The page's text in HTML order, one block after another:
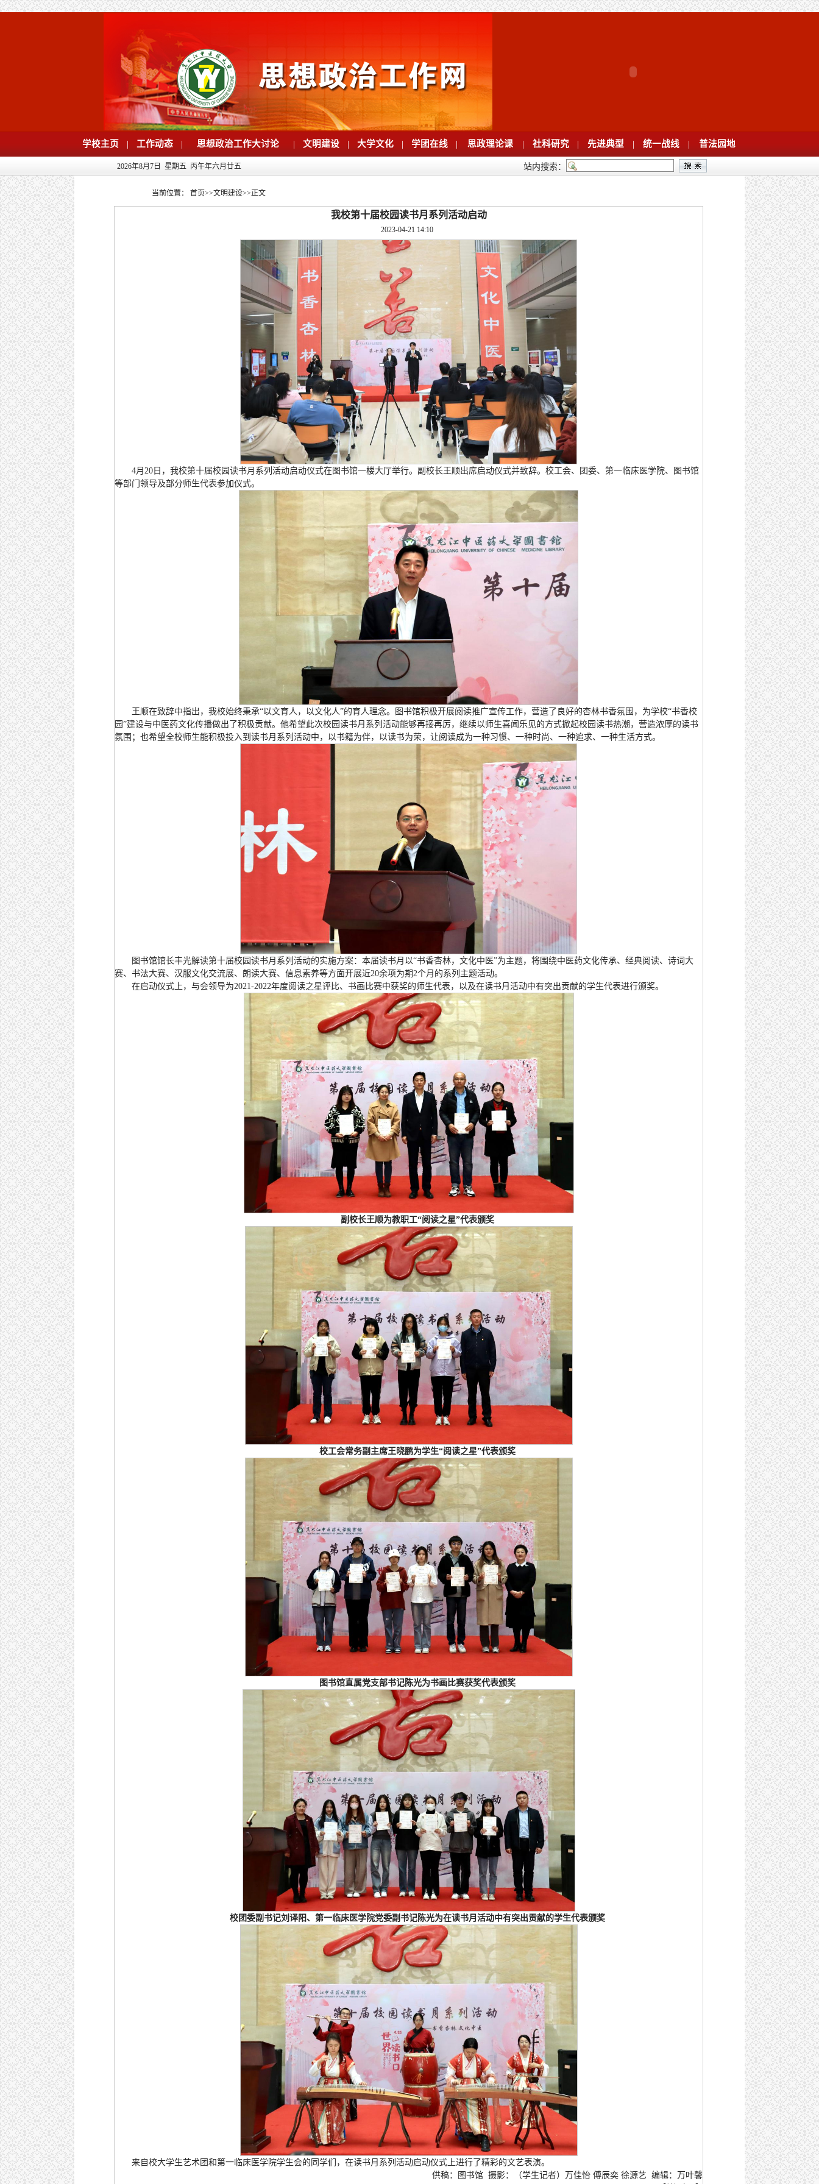
学校主页 | 工作动态 | 思想政治工作大讨论 | 文明建设 | 大学文化 | 学团在线 | 思政理论课 | 社科研究 | 先进典型 | 统一战线 | 普法园地
2026年8月7日 星期五 丙午年六月廿五 站内搜索：
当前位置： 首页>>文明建设>>正文
我校第十届校园读书月系列活动启动
2023-04-21 14:10
4月20日，我校第十届校园读书月系列活动启动仪式在图书馆一楼大厅举行。副校长王顺出席启动仪式并致辞。校工会、团委、第一临床医学院、图书馆
等部门领导及部分师生代表参加仪式。
王顺在致辞中指出，我校始终秉承“以文育人，以文化人”的育人理念。图书馆积极开展阅读推广宣传工作，营造了良好的杏林书香氛围，为学校“书香校
园”建设与中医药文化传播做出了积极贡献。他希望此次校园读书月系列活动能够再接再厉，继续以师生喜闻乐见的方式掀起校园读书热潮，营造浓厚的读书
氛围；也希望全校师生能积极投入到读书月系列活动中，以书籍为伴，以读书为荣，让阅读成为一种习惯、一种时尚、一种追求、一种生活方式。
图书馆馆长丰光解读第十届校园读书月系列活动的实施方案：本届读书月以“书香杏林，文化中医”为主题，将围绕中医药文化传承、经典阅读、诗词大
赛、书法大赛、汉服文化交流展、朗读大赛、信息素养等方面开展近20余项为期2个月的系列主题活动。
在启动仪式上，与会领导为2021-2022年度阅读之星评比、书画比赛中获奖的师生代表，以及在读书月活动中有突出贡献的学生代表进行颁奖。
副校长王顺为教职工“阅读之星”代表颁奖
校工会常务副主席王晓鹏为学生“阅读之星”代表颁奖
图书馆直属党支部书记陈光为书画比赛获奖代表颁奖
校团委副书记刘译阳、第一临床医学院党委副书记陈光为在读书月活动中有突出贡献的学生代表颁奖
来自校大学生艺术团和第一临床医学院学生会的同学们，在读书月系列活动启动仪式上进行了精彩的文艺表演。
供稿：图书馆 摄影：（学生记者）万佳怡 傅辰奕 徐源艺 编辑：万叶馨